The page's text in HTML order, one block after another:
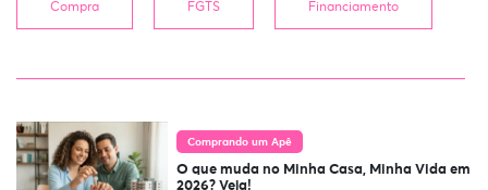
Compra FGTS Financiamento
Comprando um Apê
O que muda no Minha Casa, Minha Vida em
2026? Veja!